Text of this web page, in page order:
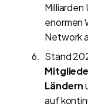
enormen
Network
Stand
Ländern
auf